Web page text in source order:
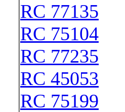
RC 77135
RC 75104
RC 77235
RC 45053
RC 75199